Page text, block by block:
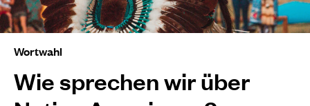
Wortwahl
Wie sprechen wir über